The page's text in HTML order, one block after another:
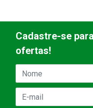
Cadastre-se
ofertas!